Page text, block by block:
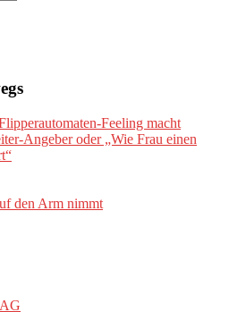
Feeling macht
Angeber oder „Wie Frau einen
den Arm nimmt